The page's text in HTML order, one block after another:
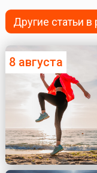
Другие статьи
8 августа